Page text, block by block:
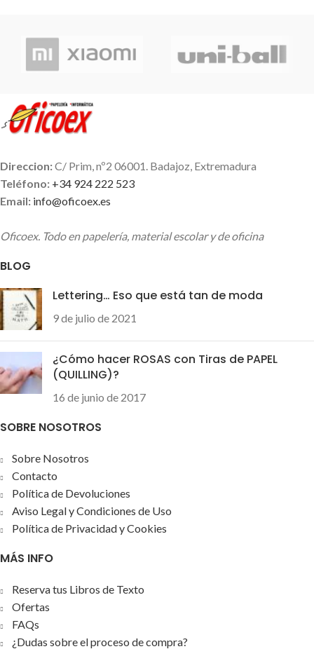
Direccion:C/ Prim, nº2 06001. Badajoz, Extremadura
Teléfono: +34 924 222 523
Email: info@oficoex.es
Oficoex. Todo en papelería, material escolar y de oficina
BLOG
Lettering… Eso que está tan de moda
9 de julio de 2021
¿Cómo hacer ROSAS con Tiras de PAPEL
(QUILLING)?
16 de junio de 2017
SOBRE NOSOTROS
Sobre Nosotros
Contacto
Política de Devoluciones
Aviso Legal y Condiciones de Uso
Política de Privacidad y Cookies
MÁS INFO
Reserva tus Libros de Texto
Ofertas
FAQs
¿Dudas sobre el proceso de compra?